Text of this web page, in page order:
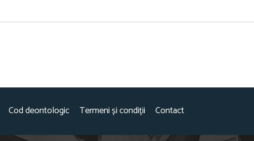
Cod deontologic Termeni și condiții Contact